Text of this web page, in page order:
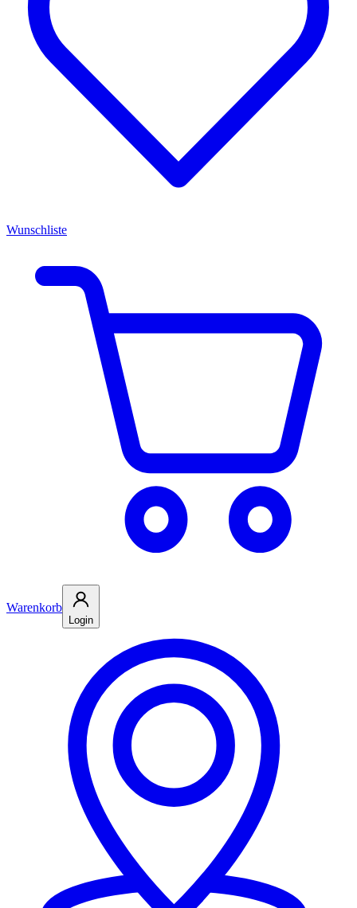
Wunschliste
Warenkorb
Login